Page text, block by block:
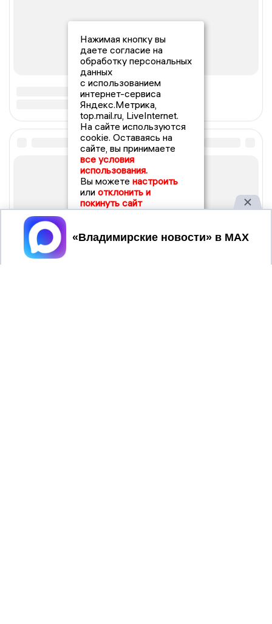
Нажимая кнопку вы
даете согласие на
обработку персональных
данных
с использованием
интернет-сервиса
Яндекс.Метрика,
top.mail.ru, LiveInternet.
На сайте используются
cookie. Оставаясь на
сайте, вы принимаете
все условия
использования.
Вы можете настроить
или отклонить и
покинуть сайт
Принять